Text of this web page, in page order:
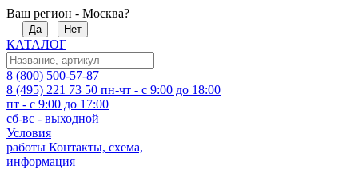
Ваш регион - Москва?
Да Нет
КАТАЛОГ
8 (800) 500-57-87
8 (495) 221 73 50 пн-чт - с 9:00 до 18:00
пт - с 9:00 до 17:00
сб-вс - выходной
Условия
работы Контакты, схема,
информация